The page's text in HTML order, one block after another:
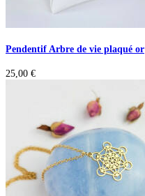
Pendentif Arbre de vie plaqué or
25,00 €